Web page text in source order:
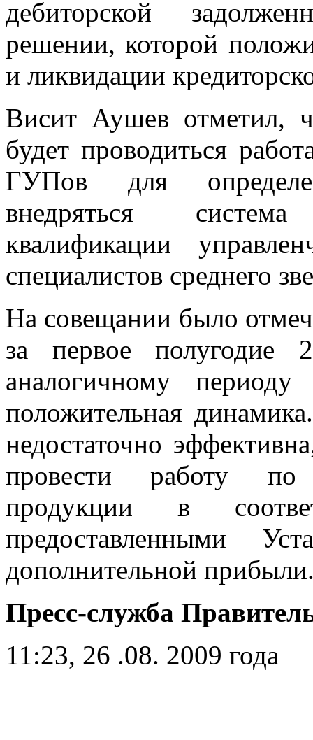
дебиторской
решении, которой
и ликвидации
Висит Аушев отметил,
будет проводиться
ГУПов для
внедряться
квалификации
специалистов среднего
На совещании было
за первое
аналогичному
положительная
недостаточно
провести работу по
продукции в
предоставленными
дополнительной
Пресс-служба
11:23, 26 .08. 2009 года